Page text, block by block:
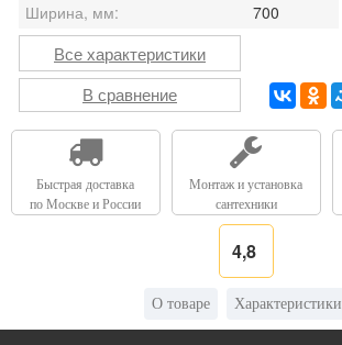
Ширина, мм:
700
Все характеристики
В сравнение
Быстрая доставка
по Москве и России
Монтаж и установка
сантехники
4,8
О товаре Характеристики